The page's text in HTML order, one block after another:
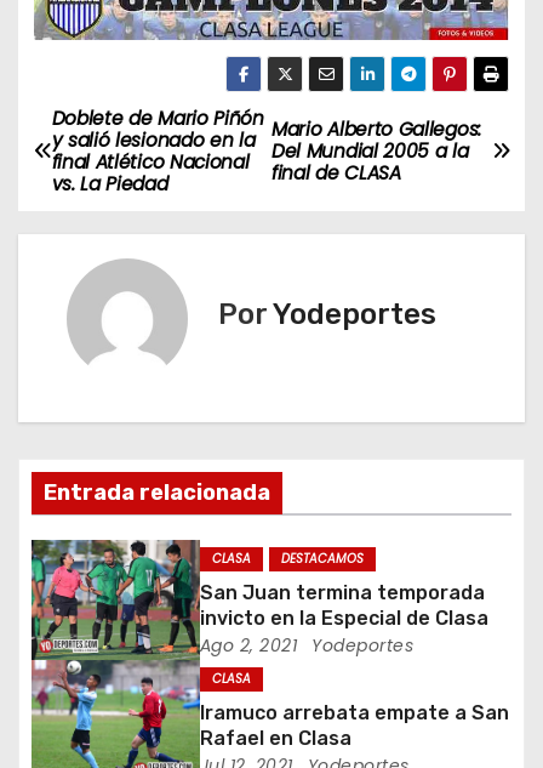
N
a
v
c
ó
n
d
e
e
Mario Alberto Gallegos:
Del Mundial 2005 a la
final de CLASA
Doblete de Mario Piñón
y salió lesionado en la
final Atlético Nacional
vs. La Piedad
PorYodeportes
Entrada relacionada
CLASA DESTACAMOS
San Juan termina temporada
invicto en la Especial de Clasa
Ago 2, 2021 Yodeportes
CLASA
Iramuco arrebata empate a San
Rafael en Clasa